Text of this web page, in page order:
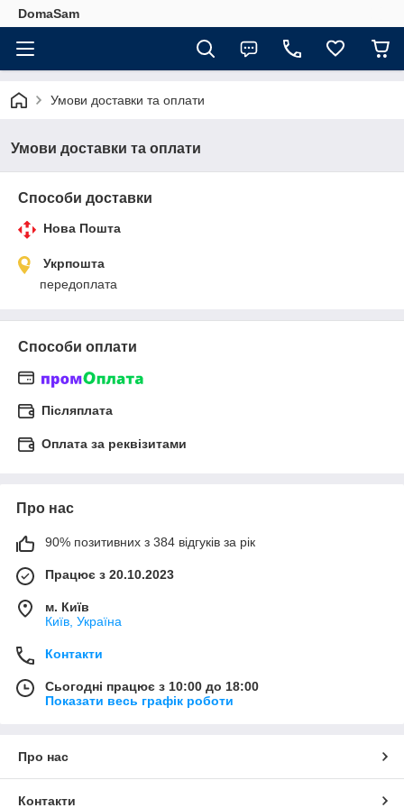
DomaSam
Умови доставки та оплати
Умови доставки та оплати
Способи доставки
Нова Пошта
Укрпошта
передоплата
Способи оплати
Післяплата
Оплата за реквізитами
Про нас
90% позитивних з 384 відгуків за рік
Працює з 20.10.2023
м. Київ
Київ, Україна
Контакти
Сьогодні працює з 10:00 до 18:00
Показати весь графік роботи
Про нас
Контакти